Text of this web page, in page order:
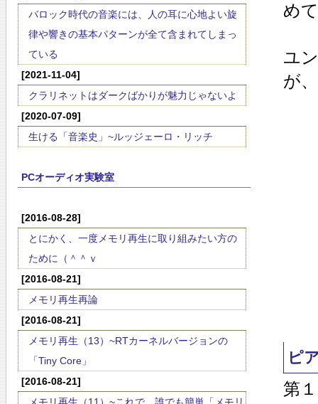
バロック時代の音楽には、人の耳に心地よい旋
律や響きの基本パターンが全て含まれてしまっ
ている
[2021-11-04]
クラリネットはダークばかりが魅力じゃないよ
[2020-07-09]
生ける「音楽史」~ルッジェーロ・リッチ
PCオーディオ実験室
[2016-08-28]
とにかく、一度メモリ再生に取り組みたい方の
ために（＾＾ｖ
[2016-08-21]
メモリ再生再論
[2016-08-21]
メモリ再生（13）~RTカーネルバージョンの
「Tiny Core」
[2016-08-21]
め
ユ
が
ピ
第